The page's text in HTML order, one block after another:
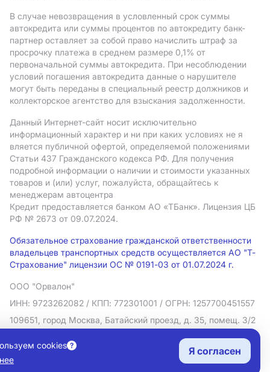
В случае невозвращения в условленный срок суммы
автокредита или суммы процентов по автокредиту банк-
партнер оставляет за собой право начислить штраф за
просрочку платежа в среднем размере 0,1% от
первоначальной суммы автокредита. При несоблюдении
условий погашения автокредита данные о нарушителе
могут быть переданы в специальный реестр должников и
коллекторское агентство для взыскания задолженности.
Данный Интернет-сайт носит исключительно
информационный характер и ни при каких условиях не я
вляется публичной офертой, определяемой положениями
Статьи 437 Гражданского кодекса РФ. Для получения
подробной информации о наличии и стоимости указанных
товаров и (или) услуг, пожалуйста, обращайтесь к
менеджерам автоцентра
Кредит предоставляется банком АO «ТБанк». Лицензия ЦБ
РФ № 2673 от 09.07.2024.
Обязательное страхование гражданской ответственности
владельцев транспортных средств осуществляется АО "Т-
Страхование" лицензии ОС № 0191-03 от 01.07.2024 г.
ООО "Орвалон"
ИНН: 9723262082 / КПП: 772301001 / ОГРН: 1257700451557
109651, город Москва, Батайский проезд, д. 35, помещ. 3/2
Политика в отношении обработки персональных данных
Согласие на рекламную рассылку
Правовая информация
cookies
Я согласен